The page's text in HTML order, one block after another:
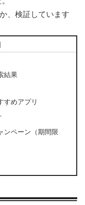
、検証しています
結果
すめアプリ
ンペーン（期間限